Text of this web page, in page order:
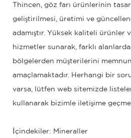
Thincen, göz farı ürünlerinin
geliştirilmesi, üretimi ve
adamıştır. Yüksek kaliteli ürünler
hizmetler sunarak, farklı
bölgelerden müşterilerini
amaçlamaktadır. Herhangi bir
varsa, lütfen web sitemizde
kullanarak bizimle iletişime
İçindekiler: Mineraller